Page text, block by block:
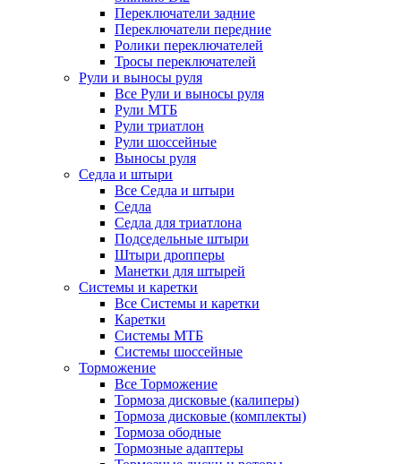
Переключатели задние
Переключатели передние
Ролики переключателей
Тросы переключателей
Рули и выносы руля
Все Рули и выносы руля
Рули МТБ
Рули триатлон
Рули шоссейные
Выносы руля
Седла и штыри
Все Седла и штыри
Седла
Седла для триатлона
Подседельные штыри
Штыри дропперы
Манетки для штырей
Системы и каретки
Все Системы и каретки
Каретки
Системы МТБ
Системы шоссейные
Торможение
Все Торможение
Тормоза дисковые (калиперы)
Тормоза дисковые (комплекты)
Тормоза ободные
Тормозные адаптеры